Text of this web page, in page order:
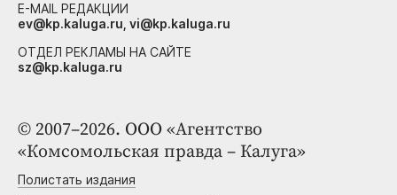
© 2007–2026. ООО «Агентство
«Комсомольская правда – Калуга»
Полистать издания
E-MAIL РЕДАКЦИИ
ev@kp.kaluga.ru, vi@kp.kaluga.ru
ОТДЕЛ РЕКЛАМЫ НА САЙТЕ
sz@kp.kaluga.ru